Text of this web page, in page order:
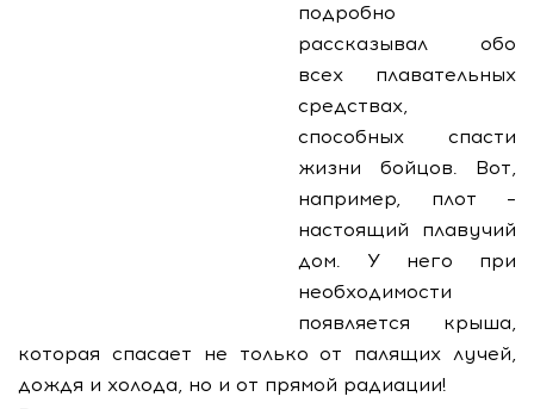
подробно
рассказывал обо
всех плавательных
средствах,
способных спасти
жизни бойцов. Вот,
например, плот –
настоящий плавучий
дом. У него при
необходимости
появляется крыша,
которая спасает не только от палящих лучей,
дождя и холода, но и от прямой радиации!